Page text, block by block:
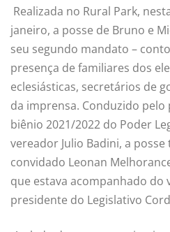
Realizada no Rural Park,
janeiro, a posse de Bruno e
seu segundo mandato –
presença de familiares dos
eclesiásticas, secretários de
da imprensa. Conduzido
biênio 2021/2022 do Poder
vereador Julio Badini, a
convidado Leonan
que estava acompanhado do
presidente do Legislativo